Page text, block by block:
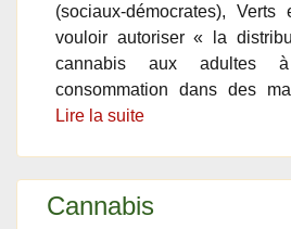
(sociaux-démocrates),
vouloir autoriser « la
cannabis aux
consommation dans des
Lire la suite
Cannabis